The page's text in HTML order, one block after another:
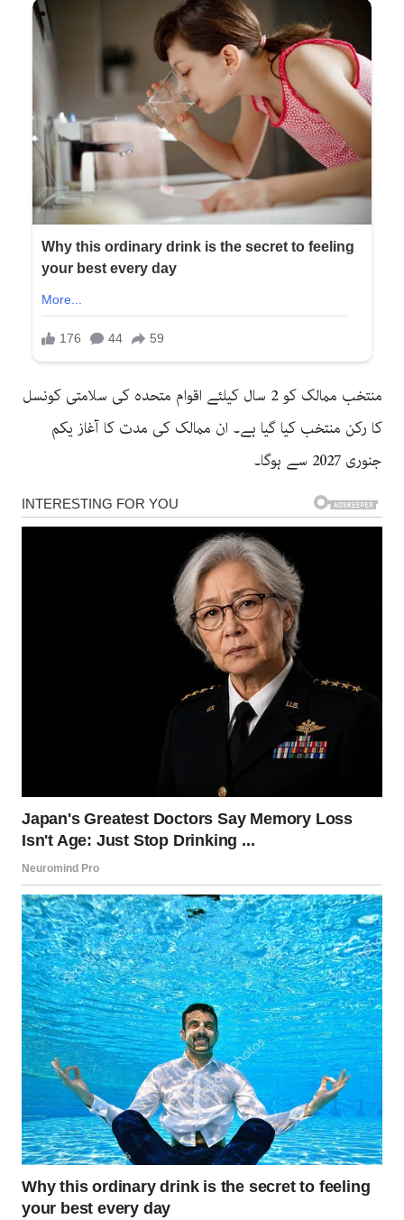
منتخب ممالک کو 2 سال کیلئے اقوام متحدہ کی سلامتی کونسل
کا رکن منتخب کیا گیا ہے۔ ان ممالک کی مدت کا آغاز یکم
جنوری 2027 سے ہوگا۔